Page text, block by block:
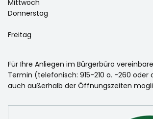
Mittwoch
Donnerstag
Freitag
Für Ihre Anliegen im Bürgerbüro
Termin (telefonisch: 915-210 o. -260 oder
auch außerhalb der Öffnungszeiten